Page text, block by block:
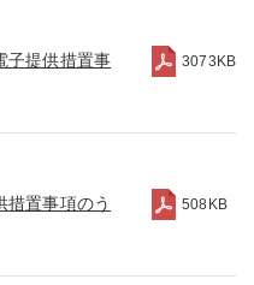
子提供措置事
3073KB
措置事項のう
508KB